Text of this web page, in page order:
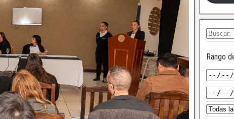
Rango